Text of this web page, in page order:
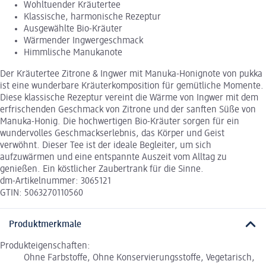
Wohltuender Kräutertee
Klassische, harmonische Rezeptur
Ausgewählte Bio-Kräuter
Wärmender Ingwergeschmack
Himmlische Manukanote
Der Kräutertee Zitrone & Ingwer mit Manuka-Honignote von pukka
ist eine wunderbare Kräuterkomposition für gemütliche Momente.
Diese klassische Rezeptur vereint die Wärme von Ingwer mit dem
erfrischenden Geschmack von Zitrone und der sanften Süße von
Manuka-Honig. Die hochwertigen Bio-Kräuter sorgen für ein
wundervolles Geschmackserlebnis, das Körper und Geist
verwöhnt. Dieser Tee ist der ideale Begleiter, um sich
aufzuwärmen und eine entspannte Auszeit vom Alltag zu
genießen. Ein köstlicher Zaubertrank für die Sinne.
dm-Artikelnummer: 3065121
GTIN: 5063270110560
Produktmerkmale
Produkteigenschaften:
Ohne Farbstoffe, Ohne Konservierungsstoffe, Vegetarisch,